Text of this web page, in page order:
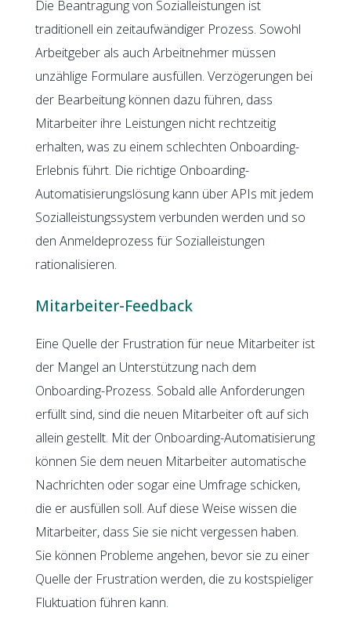
Die Beantragung von Sozialleistungen ist
traditionell ein zeitaufwändiger Prozess. Sowohl
Arbeitgeber als auch Arbeitnehmer müssen
unzählige Formulare ausfüllen. Verzögerungen bei
der Bearbeitung können dazu führen, dass
Mitarbeiter ihre Leistungen nicht rechtzeitig
erhalten, was zu einem schlechten Onboarding-
Erlebnis führt. Die richtige Onboarding-
Automatisierungslösung kann über APIs mit jedem
Sozialleistungssystem verbunden werden und so
den Anmeldeprozess für Sozialleistungen
rationalisieren.
Mitarbeiter-Feedback
Eine Quelle der Frustration für neue Mitarbeiter ist
der Mangel an Unterstützung nach dem
Onboarding-Prozess. Sobald alle Anforderungen
erfüllt sind, sind die neuen Mitarbeiter oft auf sich
allein gestellt. Mit der Onboarding-Automatisierung
können Sie dem neuen Mitarbeiter automatische
Nachrichten oder sogar eine Umfrage schicken,
die er ausfüllen soll. Auf diese Weise wissen die
Mitarbeiter, dass Sie sie nicht vergessen haben.
Sie können Probleme angehen, bevor sie zu einer
Quelle der Frustration werden, die zu kostspieliger
Fluktuation führen kann.